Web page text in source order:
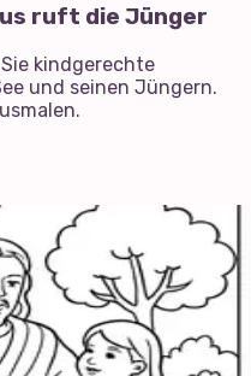
ruft die Jünger
kindgerechte
und seinen Jüngern.